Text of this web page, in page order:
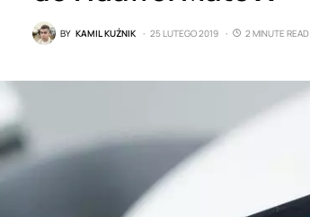
BY KAMIL KUŹNIK 25 LUTEGO 2019 2 MINUTE READ